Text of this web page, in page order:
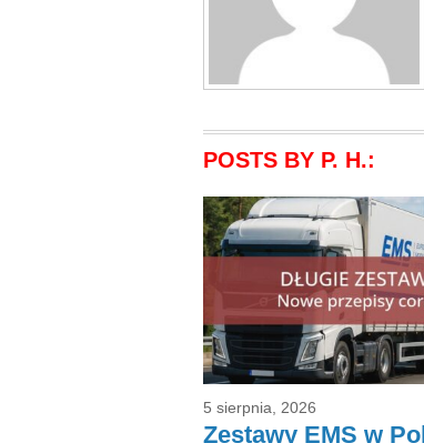
POSTS BY P. H.:
5 sierpnia, 2026
Zestawy EMS w